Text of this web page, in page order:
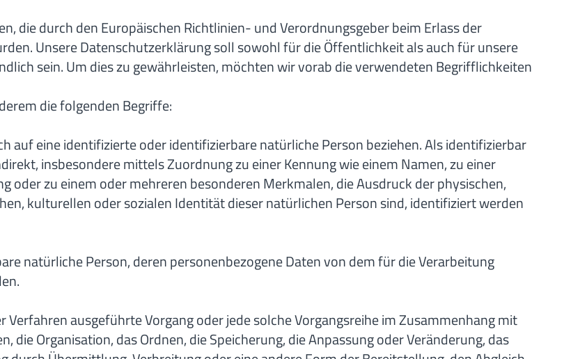
die durch den Europäischen Richtlinien- und Verordnungsgeber beim Erlass der
Unsere Datenschutzerklärung soll sowohl für die Öffentlichkeit als auch für unsere
sein. Um dies zu gewährleisten, möchten wir vorab die verwendeten Begrifflichkeiten
die folgenden Begriffe:
auf eine identifizierte oder identifizierbare natürliche Person beziehen. Als identifizierbar
insbesondere mittels Zuordnung zu einer Kennung wie einem Namen, zu einer
oder zu einem oder mehreren besonderen Merkmalen, die Ausdruck der physischen,
kulturellen oder sozialen Identität dieser natürlichen Person sind, identifiziert werden
natürliche Person, deren personenbezogene Daten von dem für die Verarbeitung
ausgeführte Vorgang oder jede solche Vorgangsreihe im Zusammenhang mit
die Organisation, das Ordnen, die Speicherung, die Anpassung oder Veränderung, das